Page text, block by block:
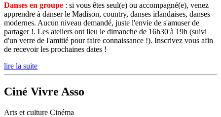
Danses en groupe : si vous êtes seul(e) ou accompagné(e), venez
apprendre à danser le Madison, country, danses irlandaises, danses
modernes. Aucun niveau demandé, juste l'envie de s'amuser de
partager !. Les ateliers ont lieu le dimanche de 16h30 à 19h (suivi
d'un verre de l'amitié pour faire connaissance !). Inscrivez vous afin
de recevoir les prochaines dates !
lire la suite
Ciné Vivre Asso
Arts et culture Cinéma